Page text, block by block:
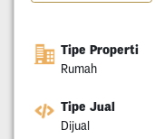
Tipe Properti
Rumah
Tipe Jual
Dijual